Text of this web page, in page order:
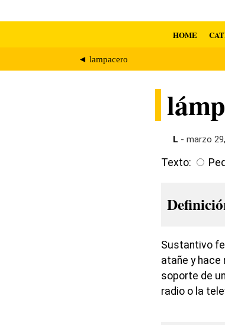
HOME
◄ lampacero
L - marzo
Texto:
Sustantivo
atañe y hace
soporte de
radio o la